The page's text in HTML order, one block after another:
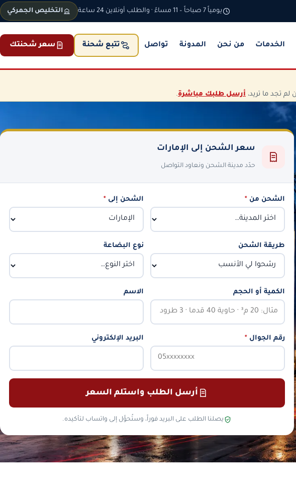
يومياً 7 صباحاً – 11 مساءً · والطلب أونلاين 24 ساعة التخليص الجمركي
الخدمات من نحن المدونة تواصل تتبع شحنة سعر شحنتك
تجد ما تريد، أرسل طلبك مباشرة.
سعر الشحن إلى الإمارات
حدّد مدينة الشحن ونعاود التواصل
الشحن من * الشحن إلى *
طريقة الشحن نوع البضاعة
الكمية أو الحجم الاسم
رقم الجوال * البريد الإلكتروني
أرسل الطلب واستلم السعر
يصلنا الطلب على البريد فوراً، وستُحوَّل إلى واتساب لتأكيده.